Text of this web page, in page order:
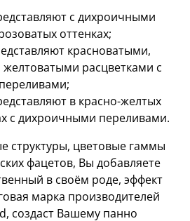
с дихроичными
оттенках;
красноватыми,
расцветками с
в красно-желтых
с дихроичными переливами.
структуры, цветовые гаммы
фацетов, Вы добавляете
в своём роде, эффект
марка производителей
создаст Вашему панно